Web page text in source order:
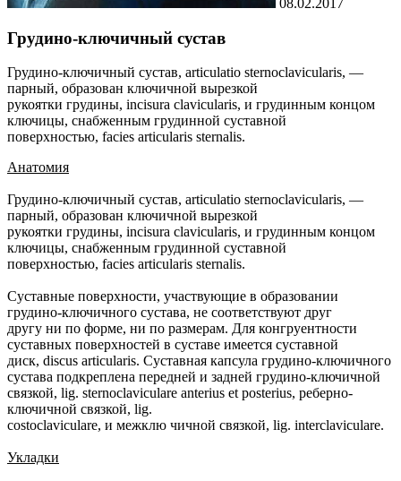
Грудино-ключичный сустав
Грудино-ключичный сустав, articulatio sternoclavicularis, —
парный, образован ключичной вырезкой
рукоятки грудины, incisura clavicularis, и грудинным концом
ключицы, снабженным грудинной суставной
поверхностью, facies articularis sternalis.
Анатомия
Грудино-ключичный сустав, articulatio sternoclavicularis, —
парный, образован ключичной вырезкой
рукоятки грудины, incisura clavicularis, и грудинным концом
ключицы, снабженным грудинной суставной
поверхностью, facies articularis sternalis.
Суставные поверхности, участвующие в образовании
грудино-ключичного сустава, не соответствуют друг
другу ни по форме, ни по размерам. Для конгруентности
суставных поверхностей в суставе имеется суставной
диск, discus articularis. Суставная капсула грудино-ключичного
сустава подкреплена передней и задней грудино-ключичной
связкой, lig. sternoclaviculare anterius et posterius, реберно-
ключичной связкой, lig.
costoclaviculare, и межклю чичной связкой, lig. interclaviculare.
Укладки